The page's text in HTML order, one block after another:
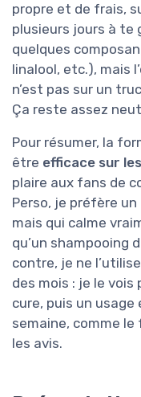
propre et de frais,
plusieurs jours à te
quelques
linalool, etc.), mais
n’est pas sur un
Ça reste assez
Pour résumer, la
être efficace sur
plaire aux fans de
Perso, je préfère
mais qui calme
qu’un shampooing
contre, je ne
des mois : je le
cure, puis un
semaine, comme
les avis.